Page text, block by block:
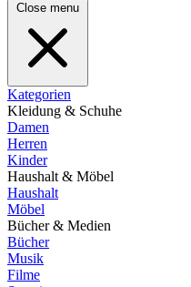
Close menu
Kategorien
Kleidung & Schuhe
Damen
Herren
Kinder
Haushalt & Möbel
Haushalt
Möbel
Bücher & Medien
Bücher
Musik
Filme